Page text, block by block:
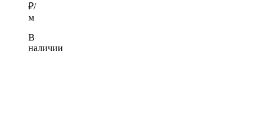
₽/
м
В
наличии